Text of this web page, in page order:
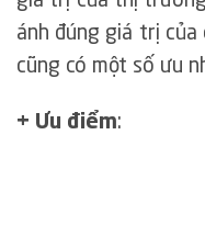
ánh đúng giá trị
cũng có một số ưu
+ Ưu điểm: